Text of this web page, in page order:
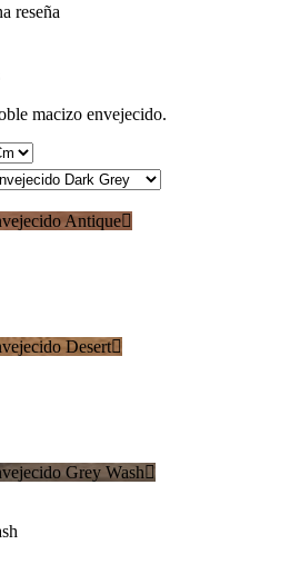
reseña
macizo envejecido.
Antique
Desert
Grey Wash